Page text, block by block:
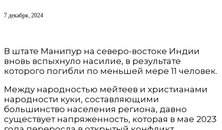
7 декабря, 2024
В штате Манипур на северо-востоке Индии
вновь вспыхнуло насилие, в результате
которого погибли по меньшей мере 11 человек.
Между народностью мейтеев и христианами
народности куки, составляющими
большинство населения региона, давно
существует напряженность, которая в мае 2023